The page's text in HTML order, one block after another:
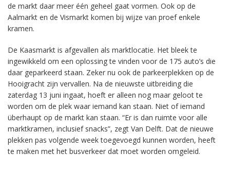
de markt daar meer één geheel gaat vormen. Ook op de
Aalmarkt en de Vismarkt komen bij wijze van proef enkele
kramen.
De Kaasmarkt is afgevallen als marktlocatie. Het bleek te
ingewikkeld om een oplossing te vinden voor de 175 auto’s die
daar geparkeerd staan. Zeker nu ook de parkeerplekken op de
Hooigracht zijn vervallen. Na de nieuwste uitbreiding die
zaterdag 13 juni ingaat, hoeft er alleen nog maar geloot te
worden om de plek waar iemand kan staan. Niet of iemand
überhaupt op de markt kan staan. “Er is dan ruimte voor alle
marktkramen, inclusief snacks”, zegt Van Delft. Dat de nieuwe
plekken pas volgende week toegevoegd kunnen worden, heeft
te maken met het busverkeer dat moet worden omgeleid.